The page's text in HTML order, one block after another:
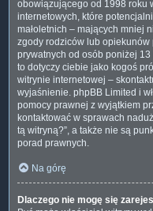
obowiązującego od 1998 roku
internetowych, które
małoletnich – mających mniej
zgody rodziców lub
prywatnych od osób poniżej
to dotyczy ciebie jako kogoś
witrynie internetowej –
wyjaśnienie. phpBB Limited i
pomocy prawnej z wyjątkiem
kontaktować w sprawach
tą witryną?”, a także nie są
porad prawnych.
Na górę
Dlaczego nie mogę się